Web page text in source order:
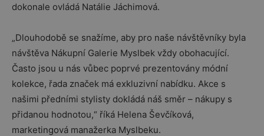
dokonale ovládá Natálie Jáchimová.
„Dlouhodobě se snažíme, aby pro naše návštěvníky byla
návštěva Nákupní Galerie Myslbek vždy obohacující.
Často jsou u nás vůbec poprvé prezentovány módní
kolekce, řada značek má exkluzivní nabídku. Akce s
našimi předními stylisty dokládá náš směr – nákupy s
přidanou hodnotou,“ říká Helena Ševčíková,
marketingová manažerka Myslbeku.